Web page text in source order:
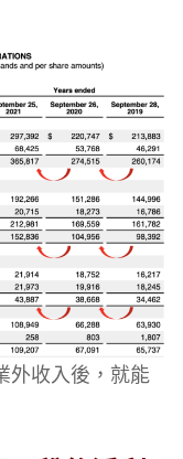
外收入後，就能